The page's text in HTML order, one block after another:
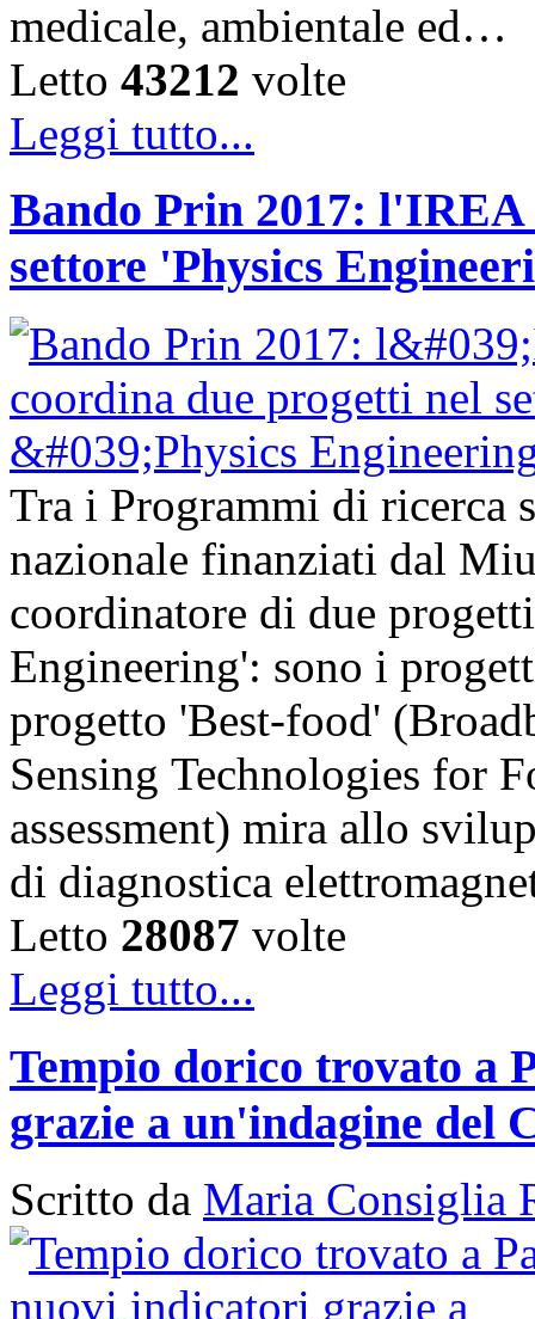
medicale, ambientale ed…
Letto 43212 volte
Leggi tutto...
Bando Prin 2017:
settore 'Physics
Tra i Programmi di ricerca
nazionale finanziati dal
coordinatore di due
Engineering': sono i
progetto 'Best-food'
Sensing Technologies for
assessment) mira allo
di diagnostica
Letto 28087 volte
Leggi tutto...
Tempio dorico trovato a
grazie a un'indagine del
Scritto da Maria Consiglia